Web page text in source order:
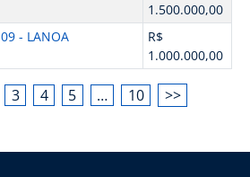
1.500.000,00
- LANOA
R$
1.000.000,00
3 4 5 … 10 >>